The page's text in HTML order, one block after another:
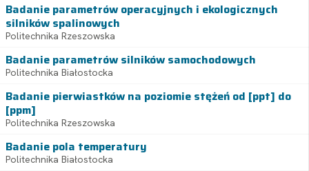
Badanie parametrów operacyjnych i ekologicznych
silników spalinowych
Politechnika Rzeszowska
Badanie parametrów silników samochodowych
Politechnika Białostocka
Badanie pierwiastków na poziomie stężeń od [ppt] do
[ppm]
Politechnika Rzeszowska
Badanie pola temperatury
Politechnika Białostocka